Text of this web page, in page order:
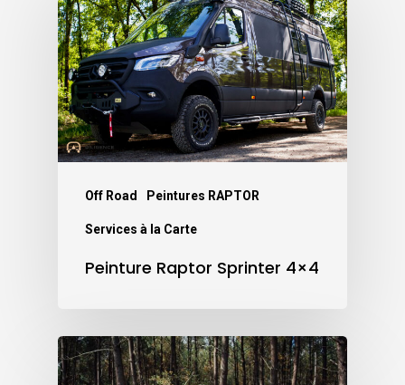
Off Road Peintures RAPTOR
Services à la Carte
Peinture Raptor Sprinter 4×4